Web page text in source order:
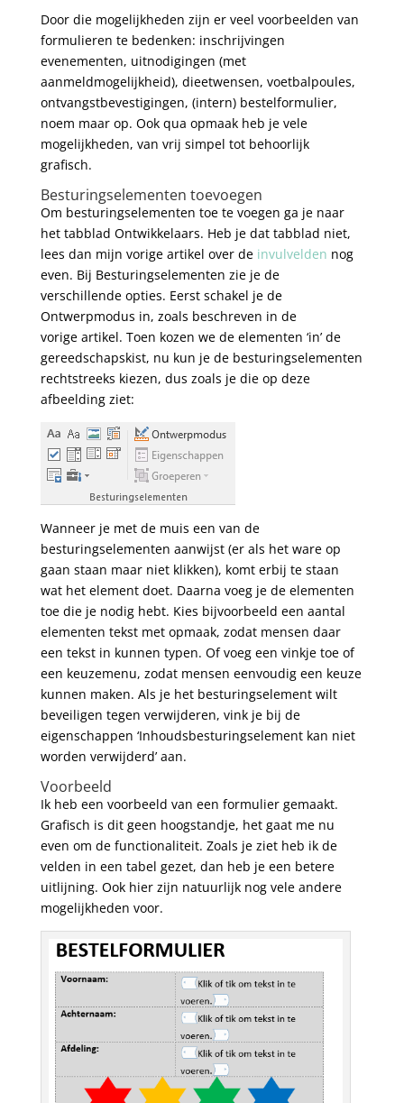
Door die mogelijkheden zijn er veel voorbeelden van
formulieren te bedenken: inschrijvingen
evenementen, uitnodigingen (met
aanmeldmogelijkheid), dieetwensen, voetbalpoules,
ontvangstbevestigingen, (intern) bestelformulier,
noem maar op. Ook qua opmaak heb je vele
mogelijkheden, van vrij simpel tot behoorlijk
grafisch.
Besturingselementen toevoegen
Om besturingselementen toe te voegen ga je naar
het tabblad Ontwikkelaars. Heb je dat tabblad niet,
lees dan mijn vorige artikel over de invulvelden nog
even. Bij Besturingselementen zie je de
verschillende opties. Eerst schakel je de
Ontwerpmodus in, zoals beschreven in de
vorige artikel. Toen kozen we de elementen ‘in’ de
gereedschapskist, nu kun je de besturingselementen
rechtstreeks kiezen, dus zoals je die op deze
afbeelding ziet:
Wanneer je met de muis een van de
besturingselementen aanwijst (er als het ware op
gaan staan maar niet klikken), komt erbij te staan
wat het element doet. Daarna voeg je de elementen
toe die je nodig hebt. Kies bijvoorbeeld een aantal
elementen tekst met opmaak, zodat mensen daar
een tekst in kunnen typen. Of voeg een vinkje toe of
een keuzemenu, zodat mensen eenvoudig een keuze
kunnen maken. Als je het besturingselement wilt
beveiligen tegen verwijderen, vink je bij de
eigenschappen ‘Inhoudsbesturingselement kan niet
worden verwijderd’ aan.
Voorbeeld
Ik heb een voorbeeld van een formulier gemaakt.
Grafisch is dit geen hoogstandje, het gaat me nu
even om de functionaliteit. Zoals je ziet heb ik de
velden in een tabel gezet, dan heb je een betere
uitlijning. Ook hier zijn natuurlijk nog vele andere
mogelijkheden voor.